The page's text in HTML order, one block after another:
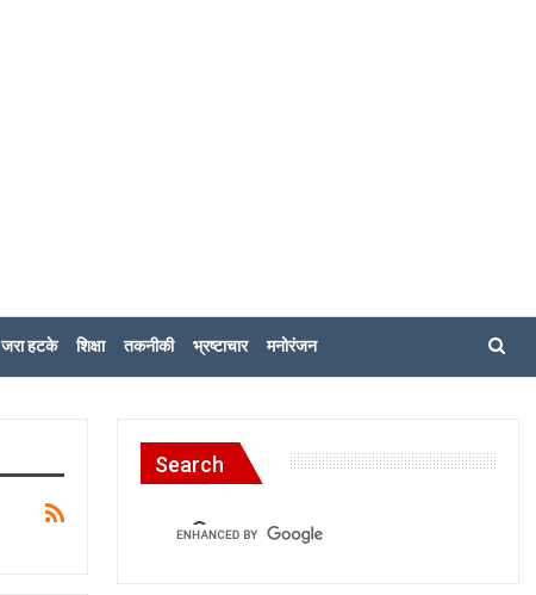
जरा हटके शिक्षा तकनीकी भ्रष्टाचार मनोरंजन
Search